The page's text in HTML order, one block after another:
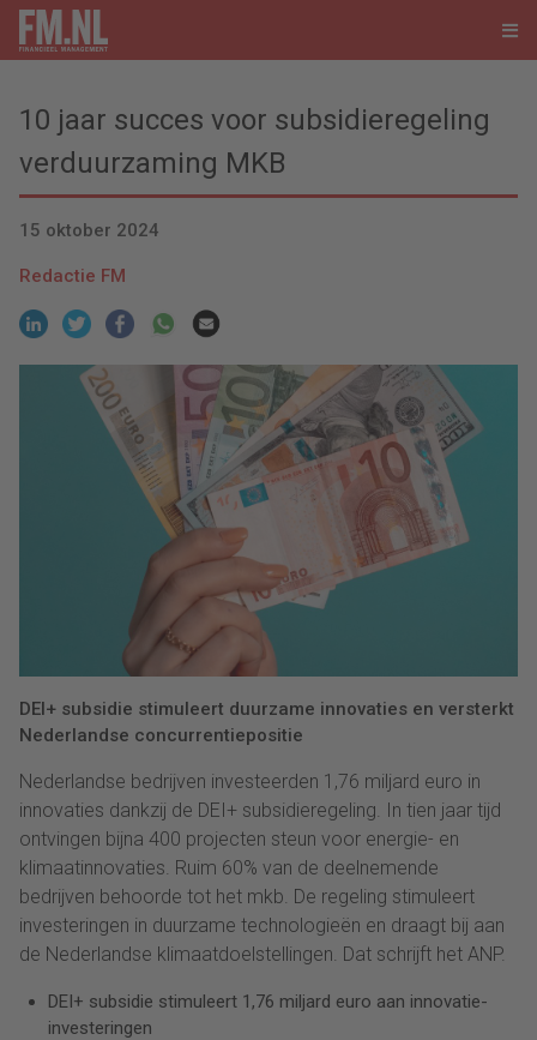
10 jaar succes voor subsidieregeling
verduurzaming MKB
15 oktober 2024
Redactie FM
DEI+ subsidie stimuleert duurzame innovaties en versterkt
Nederlandse concurrentiepositie
Nederlandse bedrijven investeerden 1,76 miljard euro in
innovaties dankzij de DEI+ subsidieregeling. In tien jaar tijd
ontvingen bijna 400 projecten steun voor energie- en
klimaatinnovaties. Ruim 60% van de deelnemende
bedrijven behoorde tot het mkb. De regeling stimuleert
investeringen in duurzame technologieën en draagt bij aan
de Nederlandse klimaatdoelstellingen. Dat schrijft het ANP.
DEI+ subsidie stimuleert 1,76 miljard euro aan innovatie-
investeringen